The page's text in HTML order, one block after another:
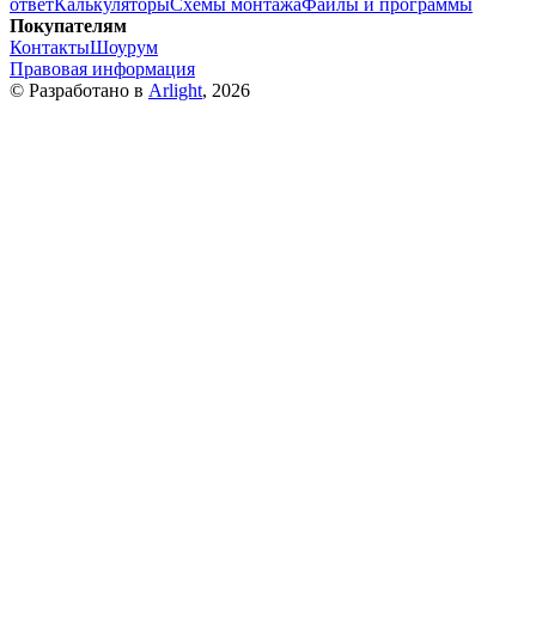
Покупателям
КонтактыШоурум
Правовая информация
© Разработано в Arlight, 2026